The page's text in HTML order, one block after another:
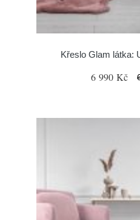
Křeslo Glam látka:
6 990 Kč